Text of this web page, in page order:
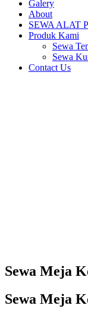
Galery
About
SEWA ALAT
Produk Kami
Sewa
Sewa
Contact Us
Sewa Meja
Sewa Meja